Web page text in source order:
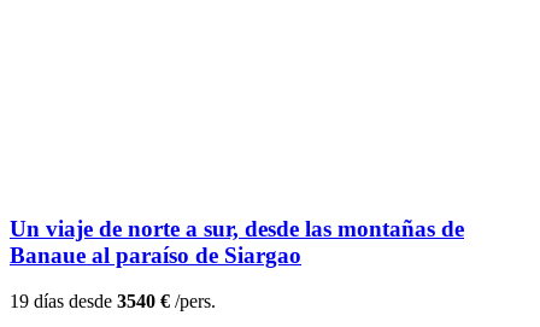
Un viaje de norte a sur, desde las montañas de
Banaue al paraíso de Siargao
19 días desde 3540 € /pers.